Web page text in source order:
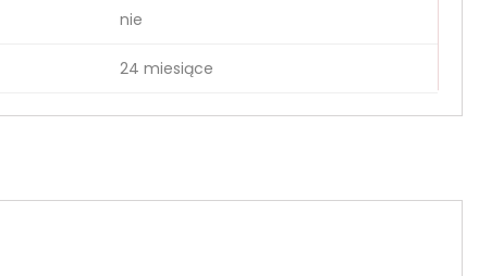
nie
24 miesiące